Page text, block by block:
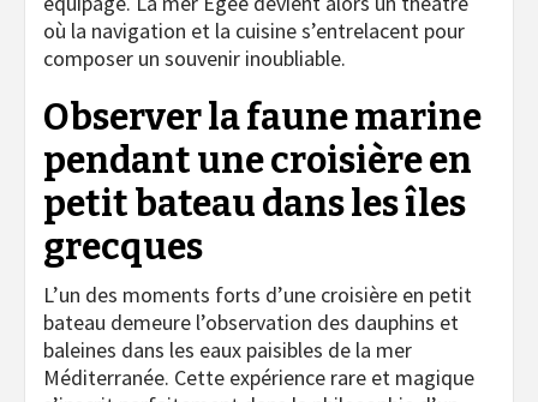
où la navigation et la cuisine s’entrelacent pour
composer un souvenir inoubliable.
Observer la faune marine
pendant une croisière en
petit bateau dans les îles
grecques
L’un des moments forts d’une croisière en petit
bateau demeure l’observation des dauphins et
baleines dans les eaux paisibles de la mer
Méditerranée. Cette expérience rare et magique